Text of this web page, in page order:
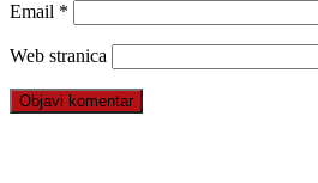
Email *
Web stranica